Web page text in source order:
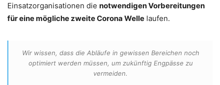
Einsatzorganisationen die notwendigen Vorbereitungen
für eine mögliche zweite Corona Welle laufen.
Wir wissen, dass die Abläufe in gewissen Bereichen noch
optimiert werden müssen, um zukünftig Engpässe zu
vermeiden.